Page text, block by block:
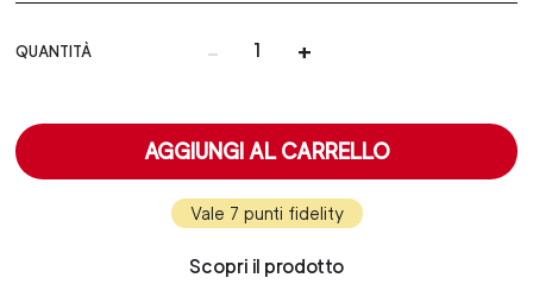
QUANTITÀ - +
AGGIUNGI AL CARRELLO
Vale 7 punti fidelity
Scopri il prodotto